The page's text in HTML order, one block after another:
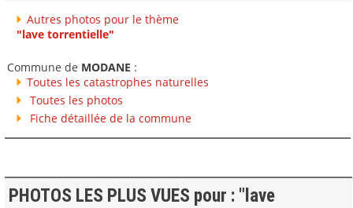
Autres photos pour le thème
"lave torrentielle"
Commune de MODANE :
Toutes les catastrophes naturelles
Toutes les photos
Fiche détaillée de la commune
PHOTOS LES PLUS VUES pour : "lave